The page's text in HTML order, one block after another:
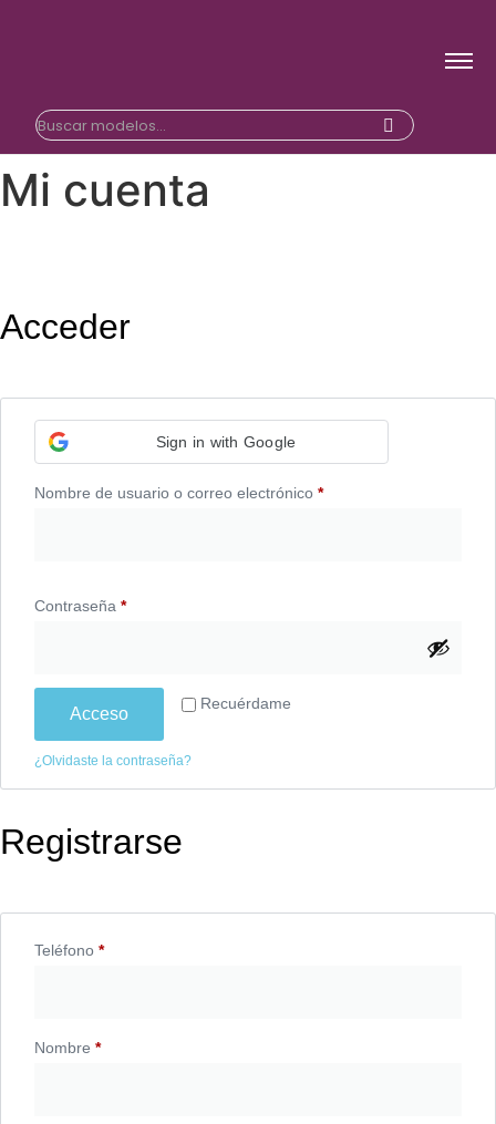
Mi cuenta
Acceder
Sign in with Google
Nombre de usuario o correo electrónico *
Contraseña *
Recuérdame
Acceso
¿Olvidaste la contraseña?
Registrarse
Teléfono *
Nombre *